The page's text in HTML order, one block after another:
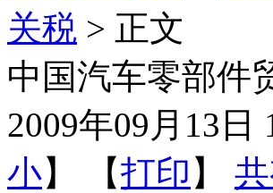
关税 > 正文
中国汽车零部件
2009年09月13日
小】 【打印 】